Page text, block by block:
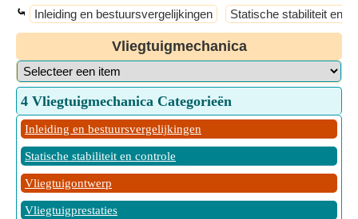
⤿ Inleiding en bestuursvergelijkingen Statische stabiliteit en
Vliegtuigmechanica
4 Vliegtuigmechanica Categorieën
Inleiding en bestuursvergelijkingen
Statische stabiliteit en controle
Vliegtuigontwerp
Vliegtuigprestaties